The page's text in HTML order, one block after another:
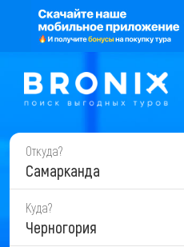
Откуда?
Самарканда
Куда?
Черногория